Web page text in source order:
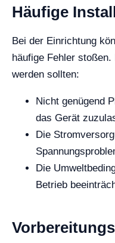
Häufige
Bei der Einrichtung
häufige Fehler
werden sollten:
Nicht genügend
das Gerät
Die
Die
Betrieb